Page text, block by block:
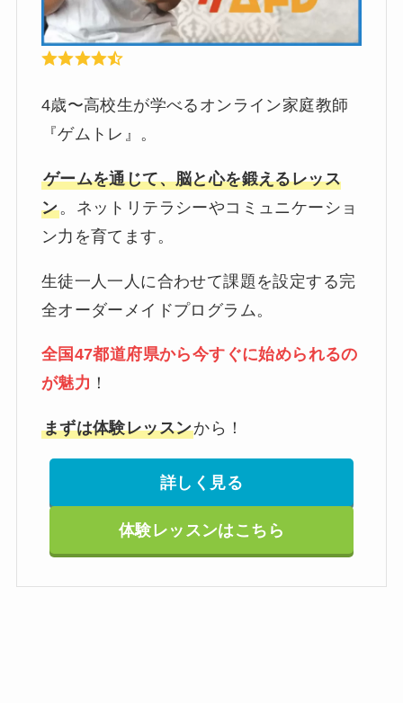
4歳〜高校生が学べるオンライン家庭教師
『ゲムトレ』。
ゲームを通じて、脳と心を鍛えるレッス
ン。ネットリテラシーやコミュニケーショ
ン力を育てます。
生徒一人一人に合わせて課題を設定する完
全オーダーメイドプログラム。
全国47都道府県から今すぐに始められるの
が魅力 ！
まずは体験レッスンから！
詳しく見る
体験レッスンはこちら